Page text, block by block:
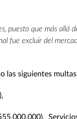
puesto que más allá
fue excluir del
las siguientes